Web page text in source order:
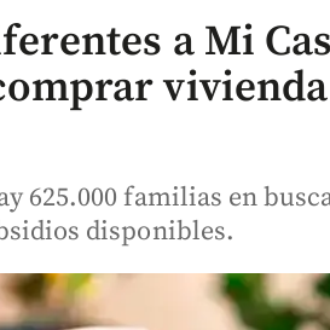
a Mi
625.000 familias en
disponibles.